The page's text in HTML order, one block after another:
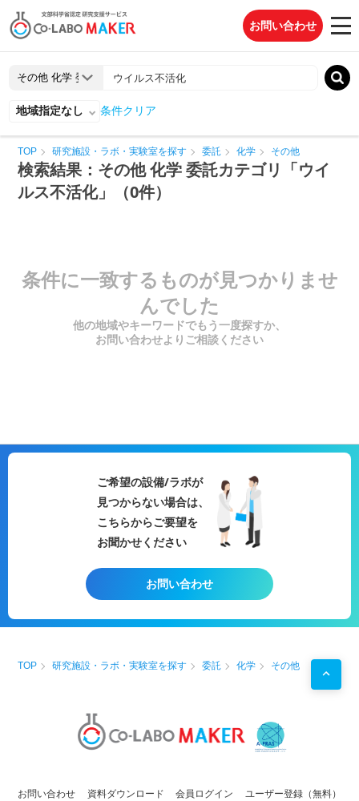
お問い合わせ
地域指定なし 条件クリア
TOP 研究施設・ラボ・実験室を探す 委託 化学 その他
検索結果：その他 化学 委託カテゴリ「ウイ
ルス不活化」（0件）
条件に一致するものが見つかりませ
んでした
他の地域やキーワードでもう一度探すか、
お問い合わせよりご相談ください
ご希望の設備/ラボが
見つからない場合は、
こちらからご要望を
お聞かせください
お問い合わせ
TOP 研究施設・ラボ・実験室を探す 委託 化学 その他
お問い合わせ 資料ダウンロード 会員ログイン ユーザー登録（無料）